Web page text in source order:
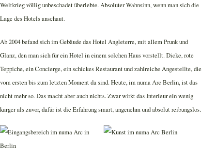
Weltkrieg völlig unbeschadet überlebte. Absoluter Wahnsinn, wenn man sich die
Lage des Hotels anschaut.
Ab 2004 befand sich im Gebäude das Hotel Angleterre, mit allem Prunk und
Glanz, den man sich für ein Hotel in einem solchen Haus vorstellt. Dicke, rote
Teppiche, ein Concierge, ein schickes Restaurant und zahlreiche Angestellte, die
vom ersten bis zum letzten Moment da sind. Heute, im numa Arc Berlin, ist das
nicht mehr so. Das macht aber auch nichts. Zwar wirkt das Interieur ein wenig
karger als zuvor, dafür ist die Erfahrung smart, angenehm und absolut reibungslos.